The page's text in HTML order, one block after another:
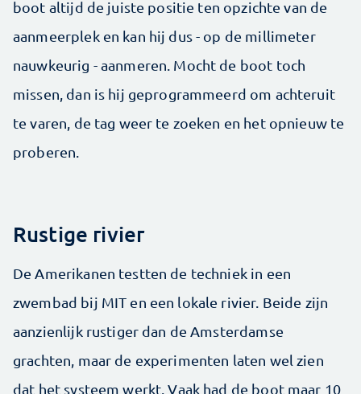
boot altijd de juiste positie ten opzichte van de
aanmeerplek en kan hij dus - op de millimeter
nauwkeurig - aanmeren. Mocht de boot toch
missen, dan is hij geprogrammeerd om achteruit
te varen, de tag weer te zoeken en het opnieuw te
proberen.
Rustige rivier
De Amerikanen testten de techniek in een
zwembad bij MIT en een lokale rivier. Beide zijn
aanzienlijk rustiger dan de Amsterdamse
grachten, maar de experimenten laten wel zien
dat het systeem werkt. Vaak had de boot maar 10